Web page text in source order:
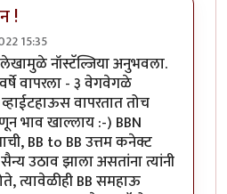
!
15:35
नॉस्टॅल्जिया अनुभवला.
वापरला - ३ वेगवेगळे
वापरतात तोच
भाव खाल्लाय :-) BBN
BB to BB उत्तम कनेक्ट
उठाव झाला असतांना त्यांनी
त्यावेळीही BB समहाऊ